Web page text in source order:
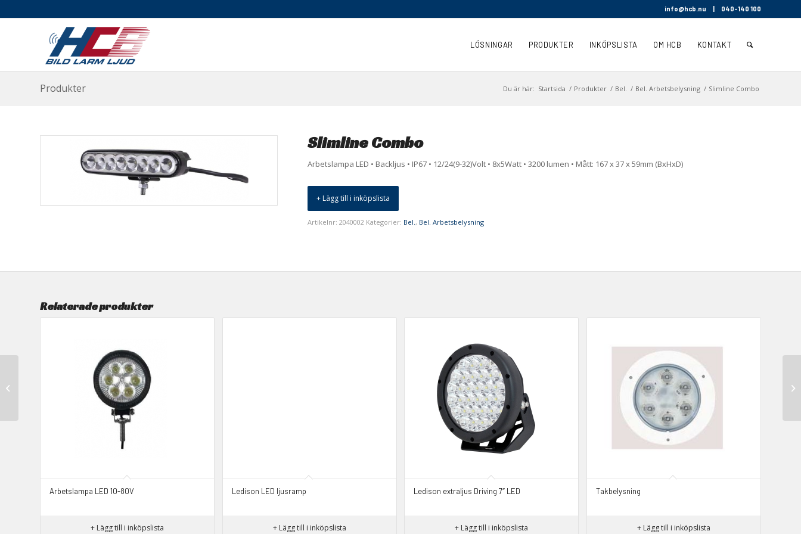
info@hcb.nu | 040-140 100
LÖSNINGAR PRODUKTER INKÖPSLISTA OM HCB KONTAKT
Produkter Du är här: Startsida / Produkter / Bel. / Bel. Arbetsbelysning / Slimline Combo
Slimline Combo
Arbetslampa LED • Backljus • IP67 • 12/24(9-32)Volt • 8x5Watt • 3200 lumen • Mått: 167 x 37 x 59mm (BxHxD)
+ Lägg till i inköpslista
Artikelnr:2040002 Kategorier: Bel., Bel. Arbetsbelysning
Relaterade produkter
Arbetslampa LED 10-80V
+ Lägg till i inköpslista
Ledison LED ljusramp
+ Lägg till i inköpslista
Ledison extraljus Driving 7″ LED
+ Lägg till i inköpslista
Takbelysning
+ Lägg till i inköpslista